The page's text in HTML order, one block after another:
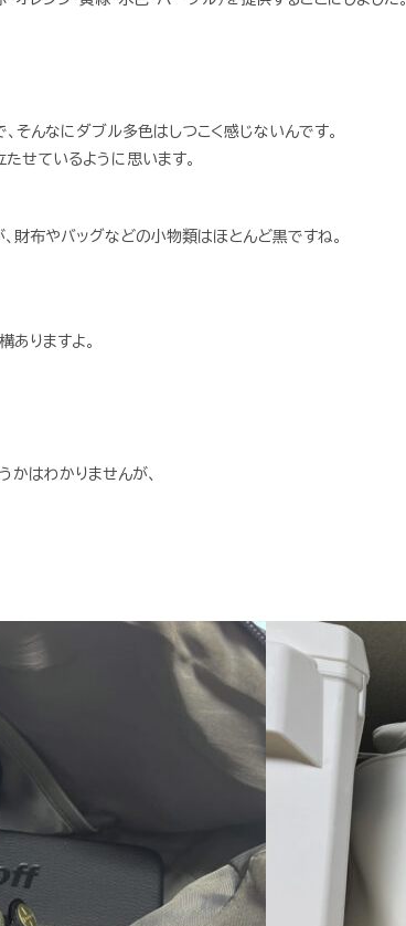
、そんなにダブル多色はしつこく感じないんです。
せているように思います。
財布やバッグなどの小物類はほとんど黒ですね。
りますよ。
はわかりませんが、